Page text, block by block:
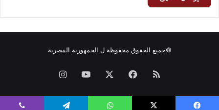
©جميع الحقوق محفوظة ل الجمهورية المصرية
ملخص
الموقع
فيسبوك ‫YouTube